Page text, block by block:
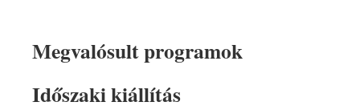
Megvalósult programok
Időszaki kiállítás